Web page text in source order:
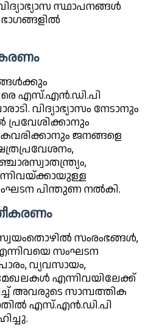
സ്ഥാപനങ്ങൾ
എസ്.എൻ.ഡി.പി
വിദ്യാഭ്യാസം നേടാനും
പ്രവേശിക്കാനും
ജനങ്ങളെ
പിന്തുണ നൽകി.
സംരംഭങ്ങൾ,
സംഘടന
വ്യവസായം,
എന്നിവയിലേക്ക്
അവരുടെ സാമ്പത്തിക
എസ്.എൻ.ഡി.പി